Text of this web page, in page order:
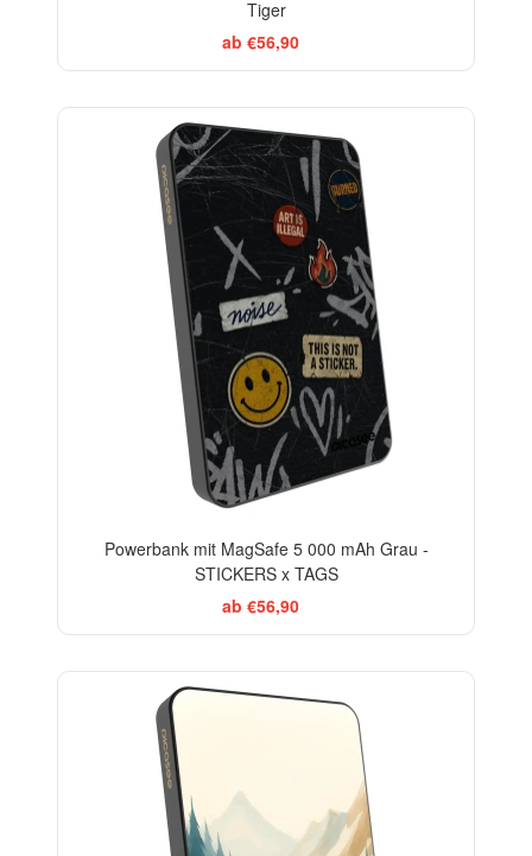
Tiger
ab €56,90
Powerbank mit MagSafe 5 000 mAh Grau -
STICKERS x TAGS
ab €56,90